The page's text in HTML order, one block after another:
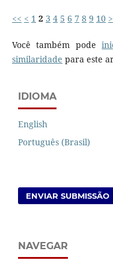
<< < 1 2 3 4 5 6 7 8 9 10 >
Você também pode
similaridade para este
IDIOMA
English
Português (Brasil)
ENVIAR SUBMISSÃO
NAVEGAR